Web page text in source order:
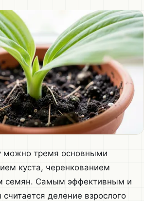
можно тремя основными
куста, черенкованием
семян. Самым эффективным и
деление взрослого